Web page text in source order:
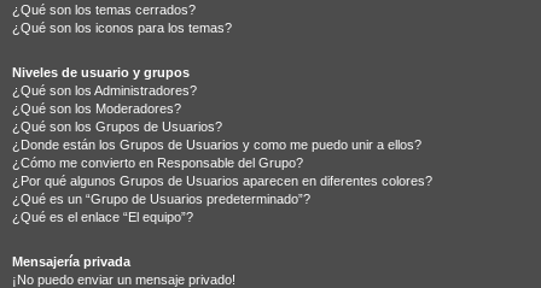
¿Qué son los temas cerrados?
¿Qué son los iconos para los temas?
Niveles de usuario y grupos
¿Qué son los Administradores?
¿Qué son los Moderadores?
¿Qué son los Grupos de Usuarios?
¿Donde están los Grupos de Usuarios y como me puedo unir a ellos?
¿Cómo me convierto en Responsable del Grupo?
¿Por qué algunos Grupos de Usuarios aparecen en diferentes colores?
¿Qué es un “Grupo de Usuarios predeterminado”?
¿Qué es el enlace “El equipo”?
Mensajería privada
¡No puedo enviar un mensaje privado!